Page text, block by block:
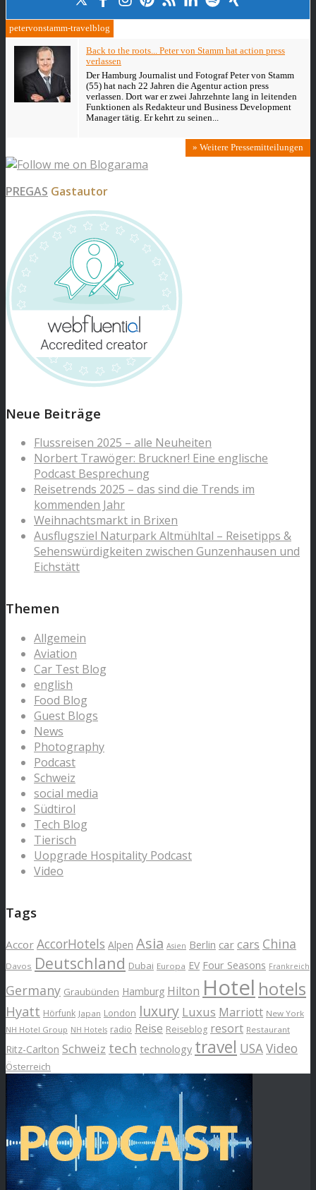
petervonstamm-travelblog
Back to the roots... Peter von Stamm hat action press
verlassen
Der Hamburg Journalist und Fotograf Peter von Stamm
(55) hat nach 22 Jahren die Agentur action press
verlassen. Dort war er zwei Jahrzehnte lang in leitenden
Funktionen als Redakteur und Business Development
Manager tätig. Er kehrt zu seinen...
» Weitere Pressemitteilungen
PREGAS Gastautor
Neue Beiträge
Flussreisen 2025 – alle Neuheiten
Norbert Trawöger: Bruckner! Eine englische
Podcast Besprechung
Reisetrends 2025 – das sind die Trends im
kommenden Jahr
Weihnachtsmarkt in Brixen
Ausflugsziel Naturpark Altmühltal – Reisetipps &
Sehenswürdigkeiten zwischen Gunzenhausen und
Eichstätt
Themen
Allgemein
Aviation
Car Test Blog
english
Food Blog
Guest Blogs
News
Photography
Podcast
Schweiz
social media
Südtirol
Tech Blog
Tierisch
Uopgrade Hospitality Podcast
Video
Tags
Accor AccorHotels Alpen Asia Asien Berlin car cars China
Davos Deutschland Dubai Europa EV Four Seasons Frankreich
Germany Graubünden Hamburg Hilton Hotel hotels
Hyatt Hörfunk Japan London luxury Luxus Marriott New York
NH Hotel Group NH Hotels radio Reise Reiseblog resort Restaurant
Ritz-Carlton Schweiz tech technology travel USAVideo
Österreich